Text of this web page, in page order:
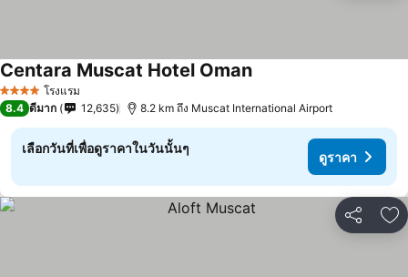
4 ดาว โรงแรม
Centara Muscat Hotel Oman
8.4 ดีมาก 12,635 8.2 km ถึง Muscat International Airport
เลือกวันที่เพื่อดูราคาในวันนั้นๆ
ดูราคา
แชร์ เ